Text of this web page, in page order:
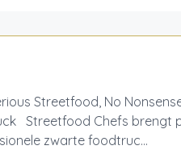
Streetfood, No
Streetfood Chefs brengt
zwarte foodtruc...